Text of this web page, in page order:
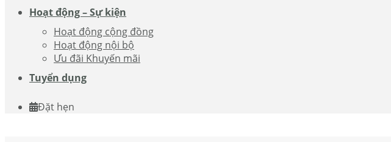
Hoạt động – Sự kiện
Hoạt động cộng đồng
Hoạt động nội bộ
Ưu đãi Khuyến mãi
Tuyển dụng
Đặt hẹn